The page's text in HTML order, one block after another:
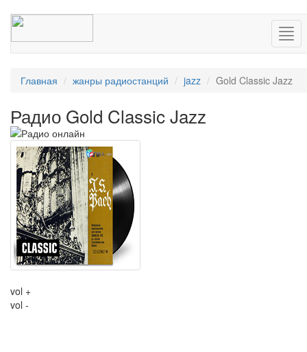
Главная жанры радиостанций jazz Gold Classic Jazz
Радио Gold Classic Jazz
vol +
vol -